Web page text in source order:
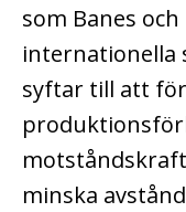
som Banes
internationella
syftar till att
minska